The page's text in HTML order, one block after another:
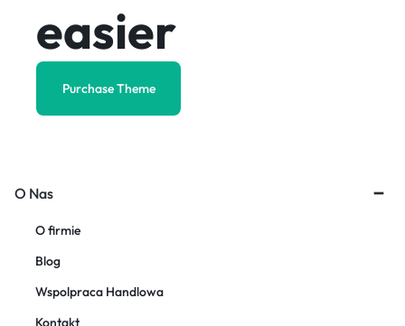
easier
Purchase Theme
O Nas
O firmie
Blog
Wspolpraca Handlowa
Kontakt